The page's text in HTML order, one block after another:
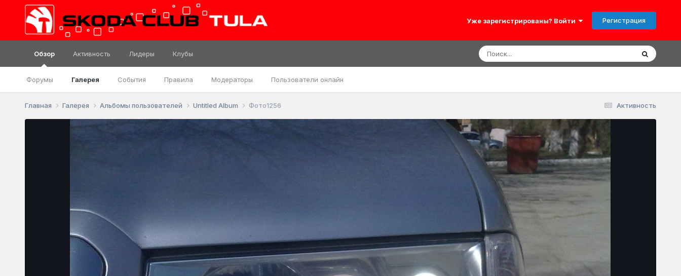
Уже зарегистрированы? Войти Регистрация
Обзор
Форумы Галерея События Правила Модераторы Пользователи онлайн
Активность Лидеры Клубы
Активность
Главная Галерея Альбомы пользователей Untitled Album Фото1256